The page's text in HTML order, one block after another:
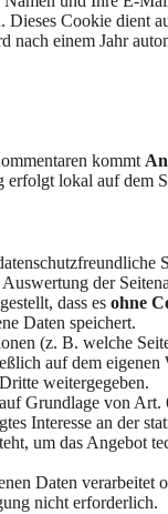
Dieses Cookie dient
einem Jahr
kommt
erfolgt lokal auf dem
der
dass es ohne
Daten speichert.
(z. B. welche
auf dem eigenen
weitergegeben.
Grundlage von
Interesse an der
um das Angebot
Daten verarbeitet
nicht erforderlich.